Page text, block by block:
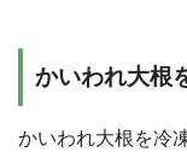
かいわれ大根
かいわれ大根を冷